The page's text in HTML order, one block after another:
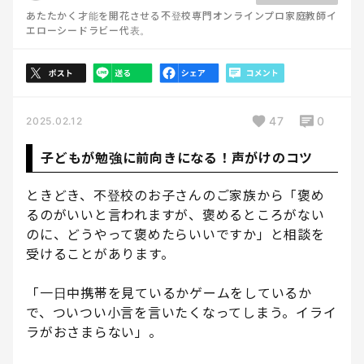
あたたかく才能を開花させる不登校専門オンラインプロ家庭教師イ
エローシードラビー代表。
2025.02.12 47 0
子どもが勉強に前向きになる！声がけのコツ
ときどき、不登校のお子さんのご家族から「褒め
るのがいいと言われますが、褒めるところがない
のに、どうやって褒めたらいいですか」と相談を
受けることがあります。
「一日中携帯を見ているかゲームをしているか
で、ついつい小言を言いたくなってしまう。イライ
ラがおさまらない」。